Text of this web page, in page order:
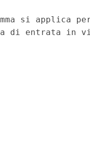
si applica
di entrata in